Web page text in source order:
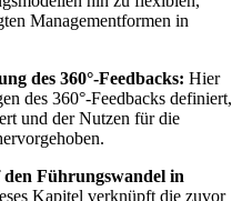
Managementformen in
des 360°-Feedbacks: Hier
des 360°-Feedbacks definiert,
und der Nutzen für die
Führungswandel in
Kapitel verknüpft die zuvor